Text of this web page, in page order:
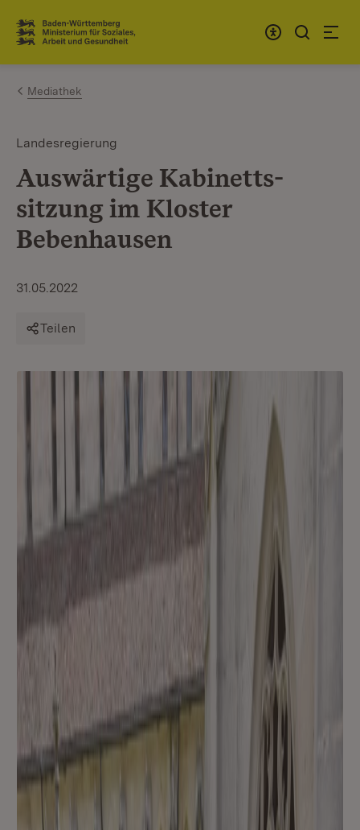
Zum Inhalt springen
Link zur Startseite
Mediathek
Landesregierung
Auswärtige Kabinetts­
sitzung im Kloster
Bebenhausen
31.05.2022
Teilen